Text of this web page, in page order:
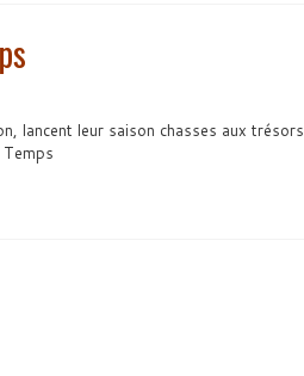
lancent leur saison chasses aux trésors